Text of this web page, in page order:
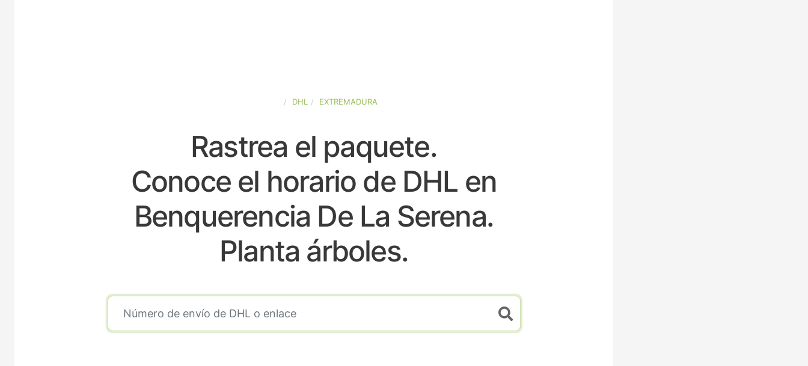
DHL EXTREMADURA
Rastrea el paquete.
Conoce el horario de DHL en
Benquerencia De La Serena.
Planta árboles.